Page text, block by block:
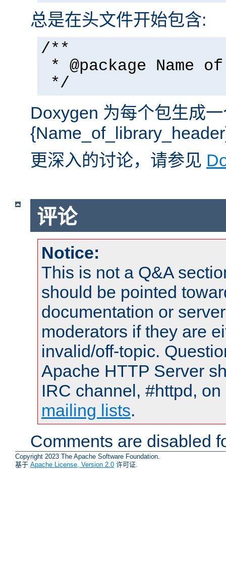
总是在头文件开始包含:
/**
* @package Name
*/
Doxygen 为每个包生成
更深入的讨论，请参见
评论
Notice:
This is not a Q&A
should be pointed
documentation or
moderators if they are
invalid/off-topic.
Apache HTTP Server
IRC channel, #httpd,
mailing lists.
Comments are disabled
Copyright 2023 The Apache Software Foundation.
基于 Apache License, Version 2.0 许可证.